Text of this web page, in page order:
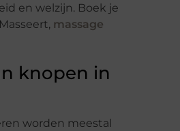
en welzijn. Boek je
massage
knopen in
worden meestal